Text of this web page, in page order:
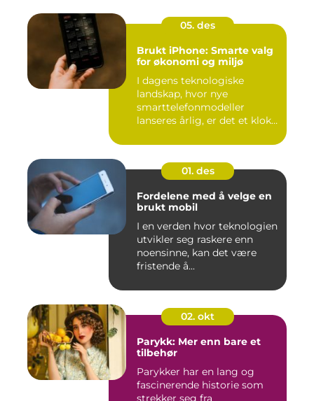
05. des
Brukt iPhone: Smarte valg
for økonomi og miljø
I dagens teknologiske
landskap, hvor nye
smarttelefonmodeller
lanseres årlig, er det et klokt
01. des
Fordelene med å velge en
brukt mobil
I en verden hvor teknologien
utvikler seg raskere enn
noensinne, kan det være
fristende å...
02. okt
Parykk: Mer enn bare et
tilbehør
Parykker har en lang og
fascinerende historie som
strekker seg fra